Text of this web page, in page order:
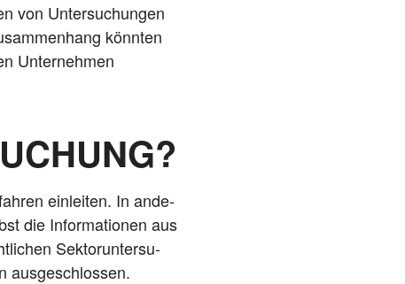
von Unter­su­chun­gen
könn­ten
Unter­neh­men
ein­lei­ten. In ande­
die Infor­ma­tio­nen aus
Sek­tor­un­ter­su­
ausgeschlossen.